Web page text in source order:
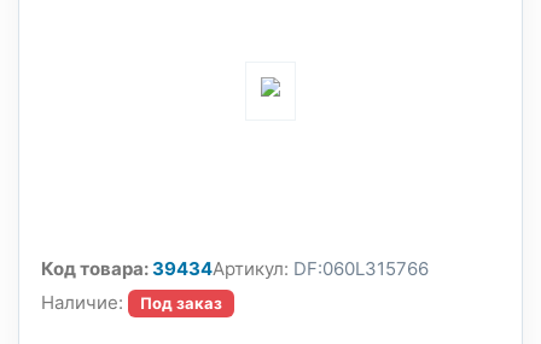
Код товара:39434Артикул: DF:060L315766
Наличие:
Под заказ